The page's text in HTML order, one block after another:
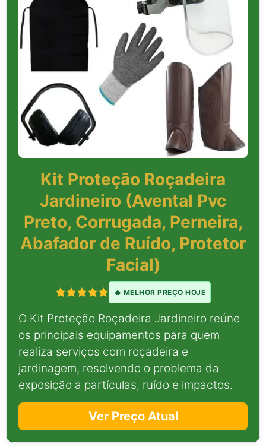
Kit Proteção Roçadeira
Jardineiro (Avental Pvc
Preto, Corrugada, Perneira,
Abafador de Ruído, Protetor
Facial)
🔥 MELHOR PREÇO HOJE
O Kit Proteção Roçadeira Jardineiro reúne
os principais equipamentos para quem
realiza serviços com roçadeira e
jardinagem, resolvendo o problema da
exposição a partículas, ruído e impactos.
Ver Preço Atual